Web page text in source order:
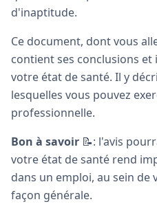
d'inaptitude.
Ce document, dont vous
contient ses conclusions
votre état de santé. Il y
lesquelles vous pouvez
professionnelle.
Bon à savoir 📝: l'avis
votre état de santé rend
dans un emploi, au sein
façon générale.